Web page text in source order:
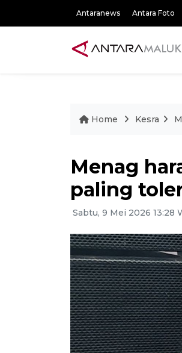
Antaranews Antara Foto
Home Kesra
Menag
paling
Sabtu, 9 Mei 2026 13:28